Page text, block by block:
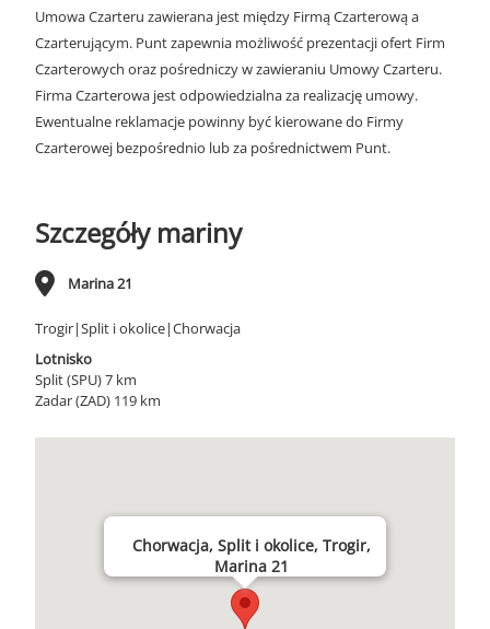
Umowa Czarteru zawierana jest między Firmą Czarterową a
Czarterującym. Punt zapewnia możliwość prezentacji ofert Firm
Czarterowych oraz pośredniczy w zawieraniu Umowy Czarteru.
Firma Czarterowa jest odpowiedzialna za realizację umowy.
Ewentualne reklamacje powinny być kierowane do Firmy
Czarterowej bezpośrednio lub za pośrednictwem Punt.
Szczegóły mariny
Marina 21
Trogir|Split i okolice|Chorwacja
Lotnisko
Split (SPU) 7 km
Zadar (ZAD) 119 km
Chorwacja, Split i okolice, Trogir,
Marina 21